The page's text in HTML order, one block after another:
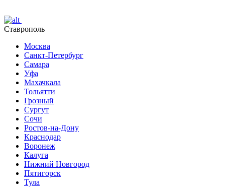
Ставрополь
Москва
Санкт-Петербург
Самара
Уфа
Махачкала
Тольятти
Грозный
Сургут
Сочи
Ростов-на-Дону
Краснодар
Воронеж
Калуга
Нижний Новгород
Пятигорск
Тула